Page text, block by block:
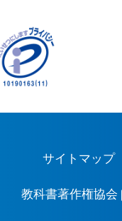
サイトマップ
教科書著作権協会